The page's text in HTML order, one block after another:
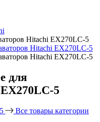
Hitachi EX270LC-5
для
5
Все товары категории